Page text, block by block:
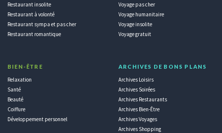
Restaurant insolite
Restaurant à volonté
Restaurant sympa et pas cher
Restaurant romantique
BIEN-ÊTRE
Relaxation
Santé
Beauté
Coiffure
Développement personnel
Voyage pas cher
Voyage humanitaire
Voyage insolite
Voyage gratuit
ARCHIVES DE BONS PLANS
Archives Loisirs
Archives Soirées
Archives Restaurants
Archives Bien-Être
Archives Voyages
Archives Shopping